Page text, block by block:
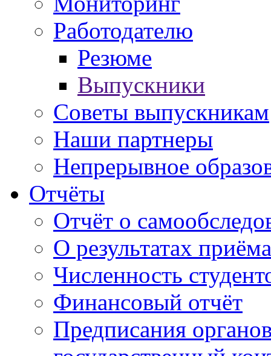
Работодателю
Резюме
Выпускники
Советы выпускникам
Наши партнеры
Непрерывное
Отчёты
Отчёт о
О результатах приёма
Численность
Финансовый отчёт
Предписания